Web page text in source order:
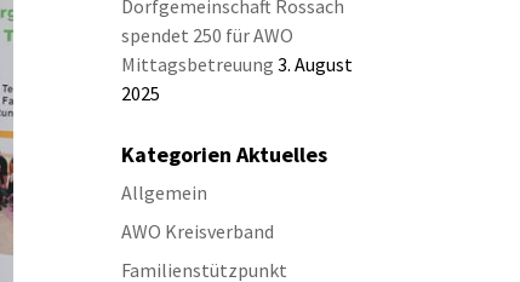
Dorfgemeinschaft Rossach
spendet 250 für AWO
Mittagsbetreuung 3. August
2025
Kategorien Aktuelles
Allgemein
AWO Kreisverband
Familienstützpunkt